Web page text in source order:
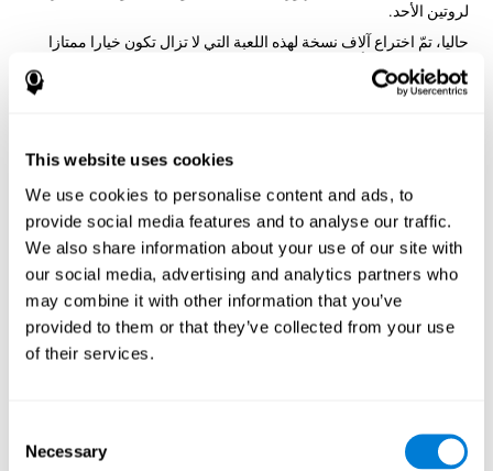
This website uses cookies
We use cookies to personalise content and ads, to
provide social media features and to analyse our traffic.
We also share information about your use of our site with
our social media, advertising and analytics partners who
may combine it with other information that you’ve
provided to them or that they’ve collected from your use
of their services.
Selection
Necessary
لروتين الأحد.
حاليا، تمّ اختراع آلاف نسخة لهذه اللعبة التي لا تزال تكون خيارا ممتازا
نسخة على الإنترنت تخلط صور ونصوص ويجب اللاعبون أن تضيفوا
الكلمة الابتدائية للصورة في الكلمات المتقاطعة. يكون هدف اللعبة هذه
كيف تحسّن الكلمات المتقاطعة البصرية
مهاراتي المعرفية؟
إنّ الاستمتاع بألعاب مثل الكلمات المتقاطعة البصرية لكوجنيفيت ينشّط
نمط تنشيط عصبي متنوعي. إنّ تجرار النمط هذا وتدريبه باستمرار يساعد
في إنشاء نقاط تشابك جديدة، تنظيم الدوائر العصبية استعادة الوظائف
المعرفية الضعيفة.
تساعد اللعبة الكلمات المتقاطعة البصرية في تدريب الذاكرة العاملة،
التسمية والإدراك. إنّ تنبيه المهارات هذه باستمرار قد يساعد في إنشاء
نقاط تشابك جديدة، تنظيم الدوائر العصبية وتحسين الوظائف المعرفية